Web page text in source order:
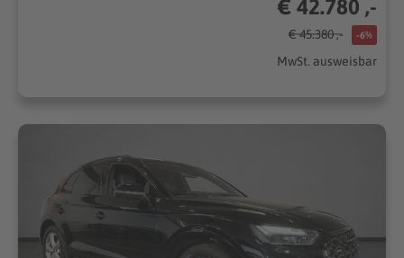
€ 42.780 ,-
€ 45.380 ,- -6%
MwSt. ausweisbar